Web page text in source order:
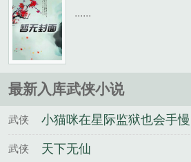
......
最新入库武侠小说
武侠
小猫咪在星际监狱也会手慢
无？
武侠 天下无仙